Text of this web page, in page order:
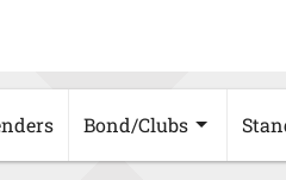
Bond/Clubs